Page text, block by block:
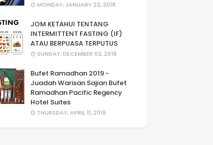
MONDAY, JANUARY 22, 2018
JOM KETAHUI TENTANG
INTERMITTENT FASTING (IF)
ATAU BERPUASA TERPUTUS
SUNDAY, DECEMBER 02, 2018
Bufet Ramadhan 2019 -
Juadah Warisan Sajian Bufet
Ramadhan Pacific Regency
Hotel Suites
THURSDAY, APRIL 11, 2019